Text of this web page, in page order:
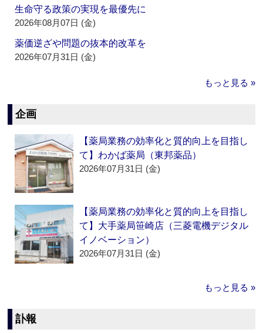
生命守る政策の実現を最優先に
2026年08月07日 (金)
薬価逆ざや問題の抜本的改革を
2026年07月31日 (金)
もっと見る »
企画
【薬局業務の効率化と質的向上を目指し
て】わかば薬局（東邦薬品）
2026年07月31日 (金)
【薬局業務の効率化と質的向上を目指し
て】大手薬局笹崎店（三菱電機デジタル
イノベーション）
2026年07月31日 (金)
もっと見る »
訃報